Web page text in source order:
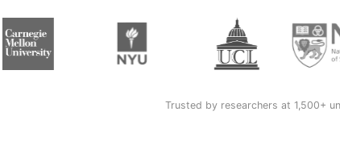
Trusted by researchers at 1,500+